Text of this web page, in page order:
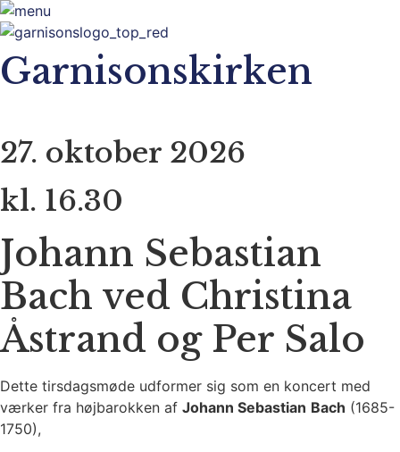
Garnisonskirken
27. oktober 2026
kl. 16.30
Johann Sebastian
Bach ved Christina
Åstrand og Per Salo
Dette tirsdagsmøde udformer sig som en koncert med
værker fra højbarokken af Johann Sebastian Bach (1685-
1750),